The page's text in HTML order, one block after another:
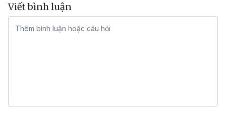
Viết bình luận